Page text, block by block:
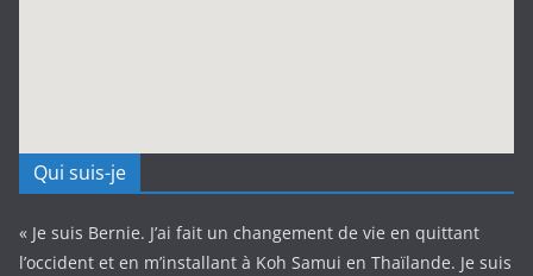
Qui suis-je
« Je suis Bernie. J’ai fait un changement de vie en quittant
l’occident et en m’installant à Koh Samui en Thaïlande. Je suis